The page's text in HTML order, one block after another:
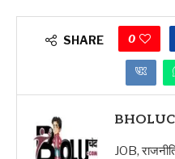
SHARE 0
JOB,